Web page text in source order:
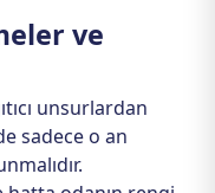
ve
unsurlardan
sadece o an